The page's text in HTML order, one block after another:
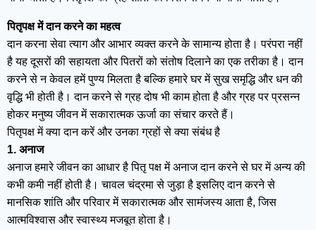
पितृपक्ष में दान करने का महत्व
दान करना सेवा त्याग और आभार व्यक्त करने के सामान्य होता है। परंपरा नहीं
है यह दूसरों की सहायता और पितरों को संतोष दिलाने का एक तरीका है। दान
करने से न केवल हमें पुण्य मिलता है बल्कि हमारे घर में सुख समृद्धि और धन की
वृद्धि भी होती है। दान करने से ग्रह दोष भी काम होता है और ग्रह पर प्रसन्न
होकर मनुष्य जीवन में सकारात्मक ऊर्जा का संचार करते हैं।
पितृपक्ष में क्या दान करें और उनका ग्रहों से क्या संबंध है
1. अनाज
अनाज हमारे जीवन का आधार है पितृ पक्ष में अनाज दान करने से घर में अन्य की
कभी कमी नहीं होती है। चावल चंद्रमा से जुड़ा है इसलिए दान करने से
मानसिक शांति और परिवार में सकारात्मक और सामंजस्य आता है, जिस
आत्मविश्वास और स्वास्थ्य मजबूत होता है।